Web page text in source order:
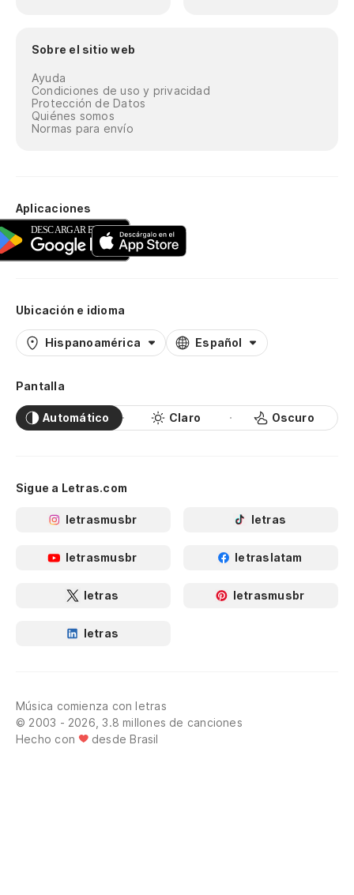
Sobre el sitio web
Ayuda
Condiciones de uso y privacidad
Protección de Datos
Quiénes somos
Normas para envío
Aplicaciones
Ubicación e idioma
Hispanoamérica Español
Pantalla
Automático Claro Oscuro
Sigue a Letras.com
letrasmusbr letras
letrasmusbr letraslatam
letras letrasmusbr
letras
Música comienza con letras
© 2003 - 2026, 3.8 millones de canciones
Hecho con
desde Brasil